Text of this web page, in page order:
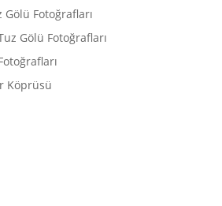
Gölü Fotoğrafları
Gölü Fotoğrafları
Köprüsü